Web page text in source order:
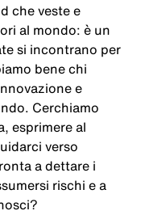
che veste e
al mondo: è un
si incontrano per
bene chi
e
Cerchiamo
esprimere al
verso
a dettare i
rischi e a